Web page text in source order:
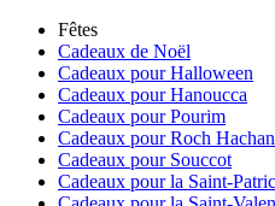
Fêtes
Cadeaux de Noël
Cadeaux pour Halloween
Cadeaux pour Hanoucca
Cadeaux pour Pourim
Cadeaux pour Roch
Cadeaux pour Souccot
Cadeaux pour la Saint-